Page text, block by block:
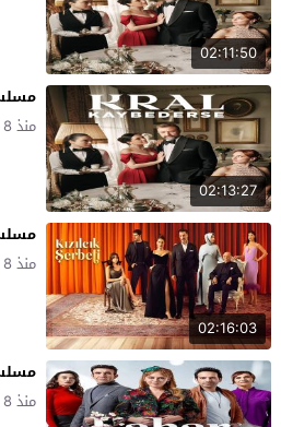
02:11:50
02:13:27
منذ 8 أشهر
02:16:03
منذ 8 أشهر
منذ 8 أشهر